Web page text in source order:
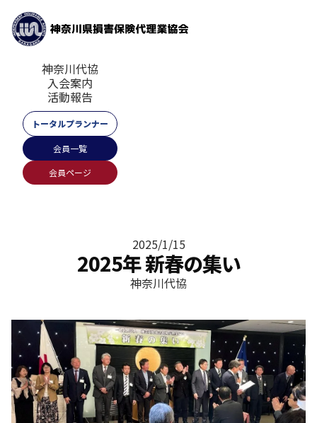
神奈川代協
入会案内
活動報告
トータルプランナー
会員一覧
会員ページ
2025/1/15
2025年 新春の集い
神奈川代協